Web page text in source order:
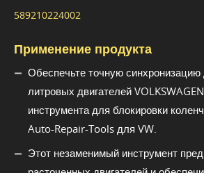
589210224002
Применение продукта
Обеспечьте точную синхронизацию
литровых двигателей
инструмента для блокировки
Auto-Repair-Tools для VW.
Этот незаменимый инструмент